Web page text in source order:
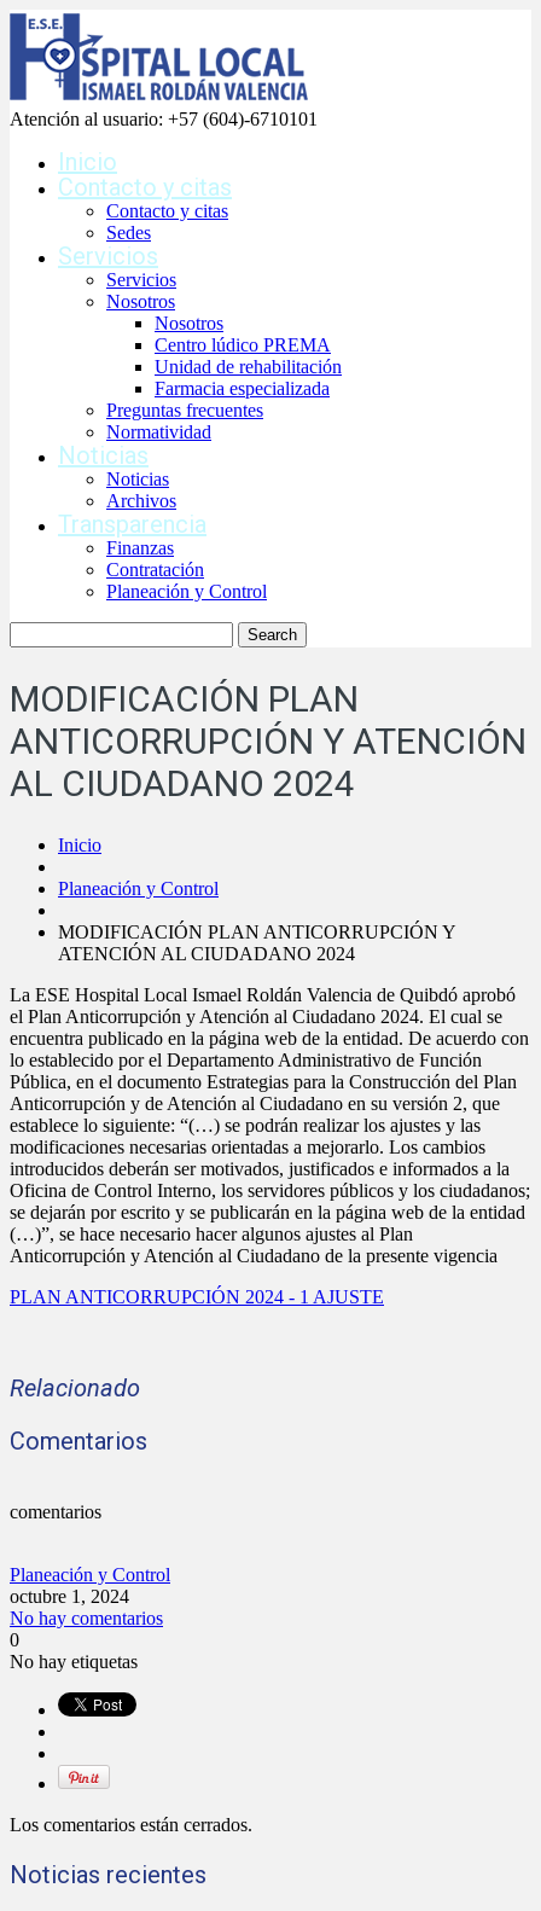
Atención al usuario: +57 (604)-6710101
Inicio
Contacto y citas
Contacto y citas
Sedes
Servicios
Servicios
Nosotros
Nosotros
Centro lúdico PREMA
Unidad de rehabilitación
Farmacia especializada
Preguntas frecuentes
Normatividad
Noticias
Noticias
Archivos
Transparencia
Finanzas
Contratación
Planeación y Control
MODIFICACIÓN PLAN
ANTICORRUPCIÓN Y ATENCIÓN
AL CIUDADANO 2024
Inicio
Planeación y Control
MODIFICACIÓN PLAN ANTICORRUPCIÓN Y
ATENCIÓN AL CIUDADANO 2024
La ESE Hospital Local Ismael Roldán Valencia de Quibdó aprobó
el Plan Anticorrupción y Atención al Ciudadano 2024. El cual se
encuentra publicado en la página web de la entidad. De acuerdo con
lo establecido por el Departamento Administrativo de Función
Pública, en el documento Estrategias para la Construcción del Plan
Anticorrupción y de Atención al Ciudadano en su versión 2, que
establece lo siguiente: “(…) se podrán realizar los ajustes y las
modificaciones necesarias orientadas a mejorarlo. Los cambios
introducidos deberán ser motivados, justificados e informados a la
Oficina de Control Interno, los servidores públicos y los ciudadanos;
se dejarán por escrito y se publicarán en la página web de la entidad
(…)”, se hace necesario hacer algunos ajustes al Plan
Anticorrupción y Atención al Ciudadano de la presente vigencia
PLAN ANTICORRUPCIÓN 2024 - 1 AJUSTE
Relacionado
Comentarios
comentarios
Planeación y Control
octubre 1, 2024
No hay comentarios
0
No hay etiquetas
Los comentarios están cerrados.
Noticias recientes